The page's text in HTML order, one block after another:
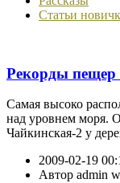
Статьи
Рекорды пещер
Самая высоко
над уровнем моря.
Чайкинская-2 у
2009-02-19
Автор admin